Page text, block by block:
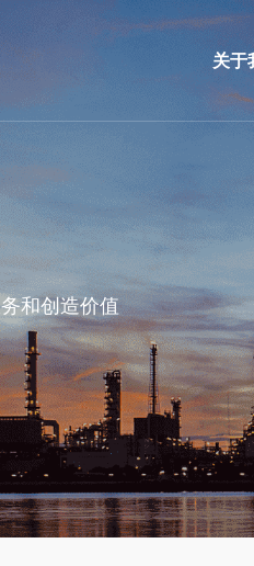
关于
和创造价值